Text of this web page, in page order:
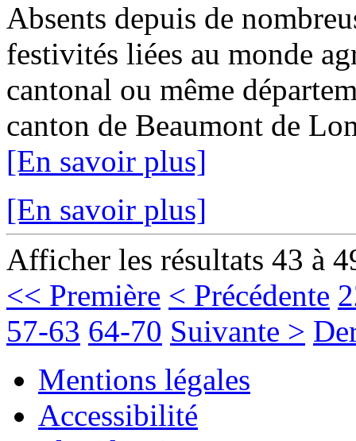
Absents depuis de
festivités liées au monde
cantonal ou même
canton de Beaumont de
[En savoir plus]
[En savoir plus]
Afficher les résultats 43 à
<< Première < Précédente
57-63 64-70 Suivante >
Mentions légales
Accessibilité